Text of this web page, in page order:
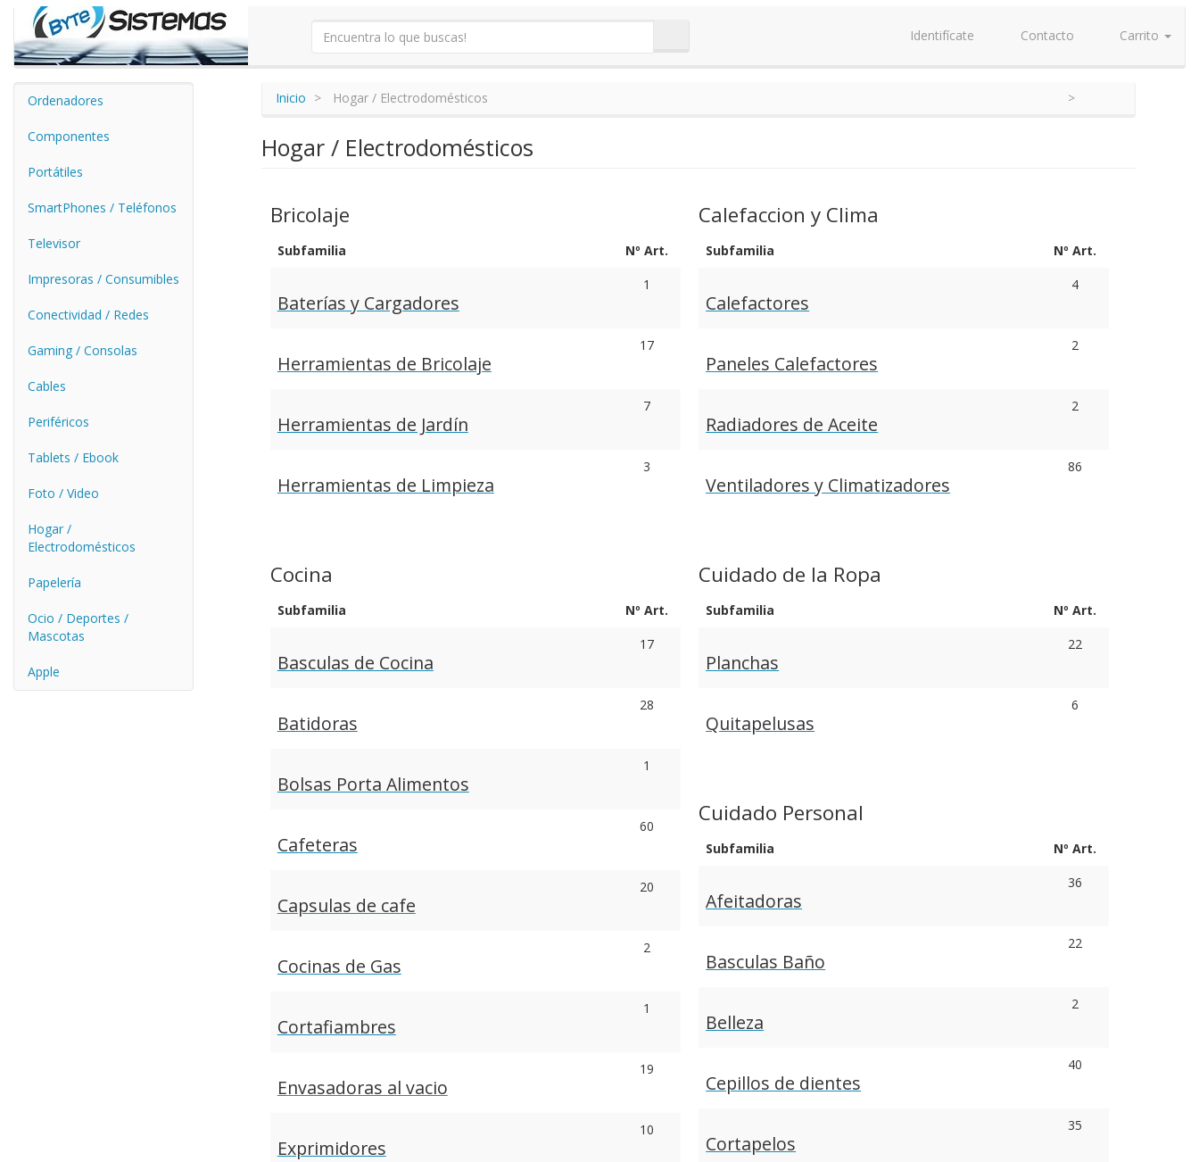
Identifícate Contacto Carrito
Ordenadores
Componentes
Portátiles
SmartPhones / Teléfonos
Televisor
Impresoras / Consumibles
Conectividad / Redes
Gaming / Consolas
Cables
Periféricos
Tablets / Ebook
Foto / Video
Hogar /
Electrodomésticos
Papelería
Ocio / Deportes /
Mascotas
Apple
Inicio Hogar / Electrodomésticos
Hogar / Electrodomésticos
Bricolaje
Subfamilia Nº Art.
Baterías y Cargadores
1
Herramientas de Bricolaje
17
Herramientas de Jardín
7
Herramientas de Limpieza
3
Calefaccion y Clima
Subfamilia Nº Art.
Calefactores
4
Paneles Calefactores
2
Radiadores de Aceite
2
Ventiladores y Climatizadores
86
Cocina
Subfamilia Nº Art.
Basculas de Cocina
17
Batidoras
28
Bolsas Porta Alimentos
1
Cafeteras
60
Capsulas de cafe
20
Cocinas de Gas
2
Cortafiambres
1
Envasadoras al vacio
19
Exprimidores
10
Cuidado de la Ropa
Subfamilia Nº Art.
Planchas
22
Quitapelusas
6
Cuidado Personal
Subfamilia Nº Art.
Afeitadoras
36
Basculas Baño
22
Belleza
2
Cepillos de dientes
40
Cortapelos
35